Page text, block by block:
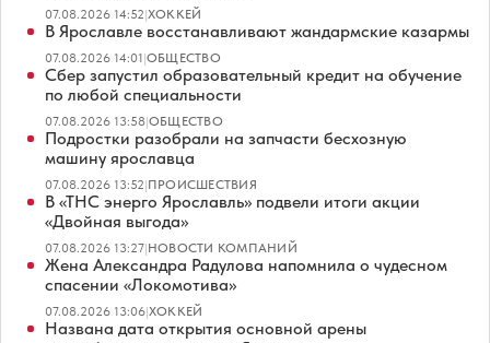
07.08.2026 14:52|ХОККЕЙ
В Ярославле восстанавливают жандармские казармы
07.08.2026 14:01|ОБЩЕСТВО
Сбер запустил образовательный кредит на обучение
по любой специальности
07.08.2026 13:58|ОБЩЕСТВО
Подростки разобрали на запчасти бесхозную
машину ярославца
07.08.2026 13:52|ПРОИСШЕСТВИЯ
В «ТНС энерго Ярославль» подвели итоги акции
«Двойная выгода»
07.08.2026 13:27|НОВОСТИ КОМПАНИЙ
Жена Александра Радулова напомнила о чудесном
спасении «Локомотива»
07.08.2026 13:06|ХОККЕЙ
Названа дата открытия основной арены